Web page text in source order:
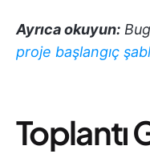
Ayrıca okuyun:
proje başlangıç
Toplantı